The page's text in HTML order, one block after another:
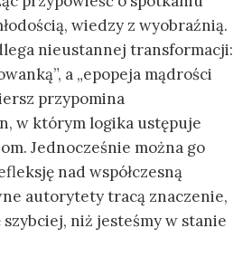
wiedzy z wyobraźnią.
nieustannej transformacji:
a „epopeja mądrości
przypomina
w którym logika ustępuje
Jednocześnie można go
nad współczesną
autorytety tracą znaczenie,
niż jesteśmy w stanie